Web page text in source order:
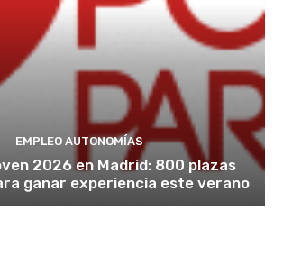
EMPLEO AUTONOMÍAS
2026 en Madrid: 800 plazas
ganar experiencia este verano